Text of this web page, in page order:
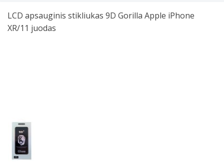
LCD apsauginis stikliukas 9D Gorilla Apple iPhone
XR/11 juodas